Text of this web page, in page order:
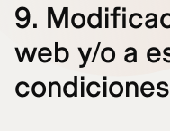
9.
web y/o a
condiciones